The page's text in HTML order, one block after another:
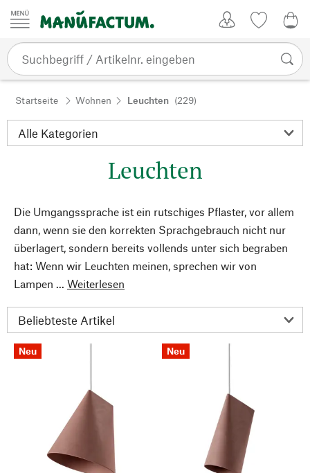
Zum Inhalt springen
Startseite Wohnen Leuchten (229)
Leuchten
Die Umgangssprache ist ein rutschiges Pflaster, vor allem
dann, wenn sie den korrekten Sprachgebrauch nicht nur
überlagert, sondern bereits vollends unter sich begraben
hat: Wenn wir Leuchten meinen, sprechen wir von
Lampen ... Weiterlesen
Neu Neu